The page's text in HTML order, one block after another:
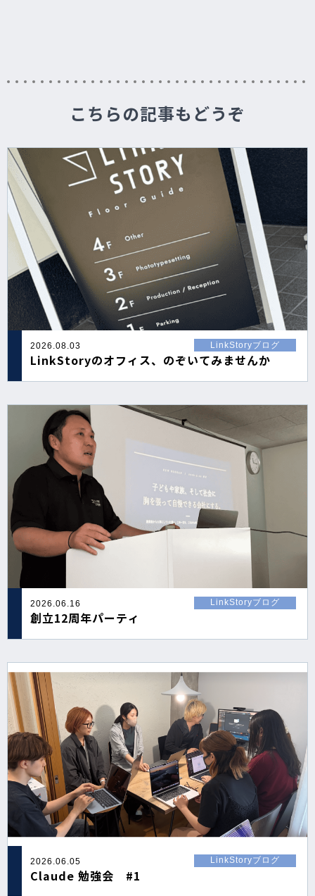
こちらの記事もどうぞ
2026.08.03 LinkStoryブログ
LinkStoryのオフィス、のぞいてみませんか
2026.06.16 LinkStoryブログ
創立12周年パーティ
2026.06.05 LinkStoryブログ
Claude 勉強会 #1